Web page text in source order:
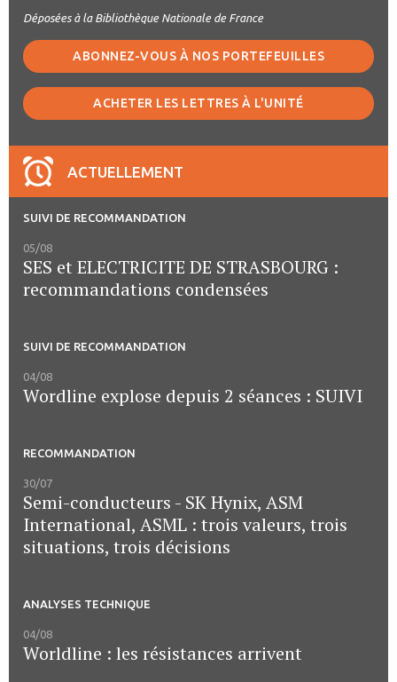
Déposées à la Bibliothèque Nationale de France
ABONNEZ-VOUS À NOS PORTEFEUILLES
ACHETER LES LETTRES À L'UNITÉ
ACTUELLEMENT
SUIVI DE RECOMMANDATION
05/08
SES et ELECTRICITE DE STRASBOURG :
recommandations condensées
SUIVI DE RECOMMANDATION
04/08
Wordline explose depuis 2 séances : SUIVI
RECOMMANDATION
30/07
Semi-conducteurs - SK Hynix, ASM
International, ASML : trois valeurs, trois
situations, trois décisions
ANALYSES TECHNIQUE
04/08
Worldline : les résistances arrivent